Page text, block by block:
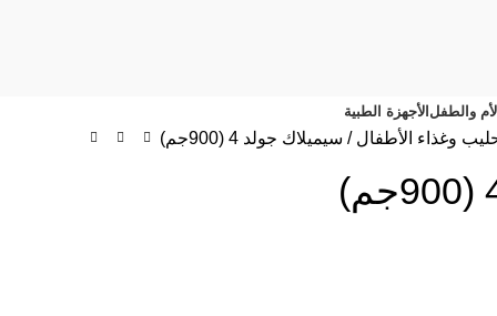
والطفل الأجهزة الطبية
وغذاء الأطفال سيميلاك جولد 4 (900جم)